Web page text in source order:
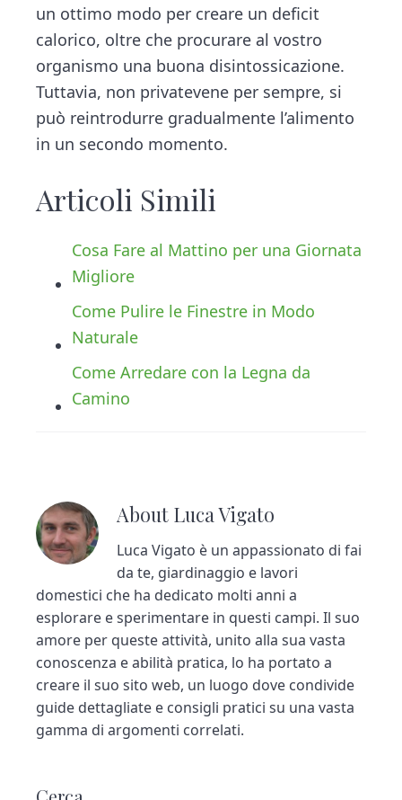
un ottimo modo per creare un deficit
calorico, oltre che procurare al vostro
organismo una buona disintossicazione.
Tuttavia, non privatevene per sempre, si
può reintrodurre gradualmente l’alimento
in un secondo momento.
Articoli Simili
Cosa Fare al Mattino per una Giornata
Migliore
Come Pulire le Finestre in Modo
Naturale
Come Arredare con la Legna da
Camino
About Luca Vigato
Luca Vigato è un appassionato di fai
da te, giardinaggio e lavori
domestici che ha dedicato molti anni a
esplorare e sperimentare in questi campi. Il suo
amore per queste attività, unito alla sua vasta
conoscenza e abilità pratica, lo ha portato a
creare il suo sito web, un luogo dove condivide
guide dettagliate e consigli pratici su una vasta
gamma di argomenti correlati.